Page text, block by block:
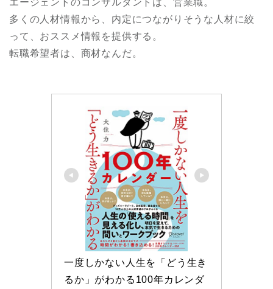
エージェントのコンサルタントは、営業職。
多くの人材情報から、内定につながりそうな人材に絞
って、おススメ情報を提供する。
転職希望者は、商材なんだ。
一度しかない人生を「どう生き
るか」がわかる100年カレンダ